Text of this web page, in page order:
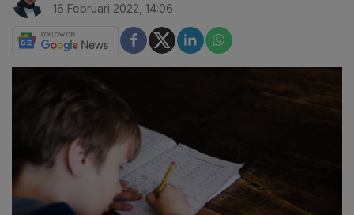
16 Februari 2022, 14:06